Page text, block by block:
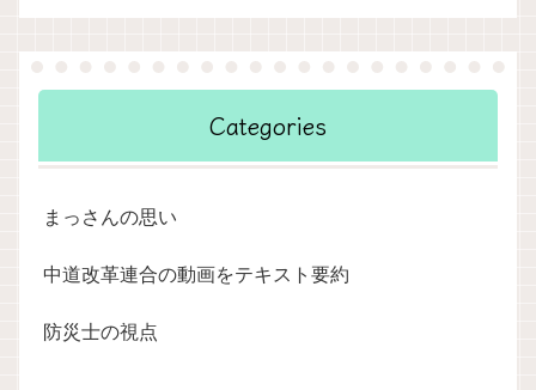
Categories
まっさんの思い
中道改革連合の動画をテキスト要約
防災士の視点